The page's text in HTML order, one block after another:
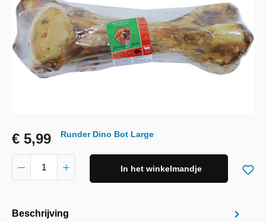
€ 5,99 Runder Dino Bot Large
In het winkelmandje
Beschrijving